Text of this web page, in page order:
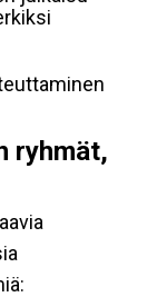
ryhmät,